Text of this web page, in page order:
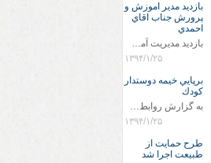
بازديد مدير اموزش و
پرورش جناب اقاي
احمدي
بازديد مديريت آموزش و پروش جناب اقاي احمدي به همراه اعضاي ستاد اسكان آموزش و پروش شهرستان سرخس در ساعت 11:30 در مورخه 11/1/1394 صورت گرفت و مسئولین با حضور در پست مسافرين نوروزی كه جمعیت هلال احمر شهرستان از نزدیک در جریان روند اجرای طرح های قرار گرفتند .
۱۳۹۴/۱/۲۵
برپايي خيمه دوستدار
كودك
به گزارش روابط عمومي جمعيت هلال احمر شهرستان سرخس علاوه بر اجرای خدمات امدادی، راهنمایی های گردشگری و موقعیت های جغرافیایی و برپایی چادرهای سلامت به منظور سنجش رایگان فشار و قندخون مسافران، ، خيمه هايي.با عنوان دوستدار کودک تجهیزشده که دراین فضا کودکان مراجعه کننده از طریق نقاشی و سایر هنرهای تجسمی با مفاهیم جمعیت هلال احمر و اصول هفتگانه آن آشنا می شوند. به دليل حضور چشم گير كودكان و خانواده ها سعی شده در قالب های متناسب با سنین کودکان مراجعه کنند
۱۳۹۴/۱/۲۵
طرح حمايت از
طبيعت اجرا شد